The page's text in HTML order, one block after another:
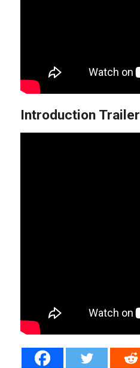
Introduction Trailer